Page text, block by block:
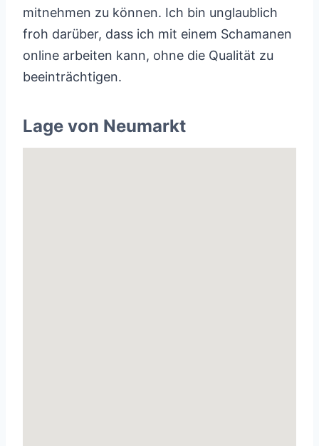
mitnehmen zu können. Ich bin unglaublich
froh darüber, dass ich mit einem Schamanen
online arbeiten kann, ohne die Qualität zu
beeinträchtigen.
Lage von Neumarkt